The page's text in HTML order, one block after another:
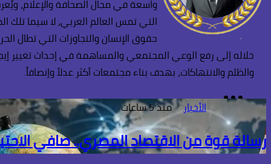
واسعة في مجال الصحافة والإعلام،
التي تمس العالم العربي، لا سيما تلك
حقوق الإنسان والتجاوزات التي تطال
خلاله إلى رفع الوعي المجتمعي والمساهمة في إحداث تغيير
والظلم والانتهاكات، بهدف بناء مجتمعات أكثر عدلاً وإنصافاً.
فيسبوك
انستقرام
TikTok
الأخبار منذ 5 ساعات
رسالة قوة من الاقتصاد المصري.. صافي الاحتياطي الأجنبي